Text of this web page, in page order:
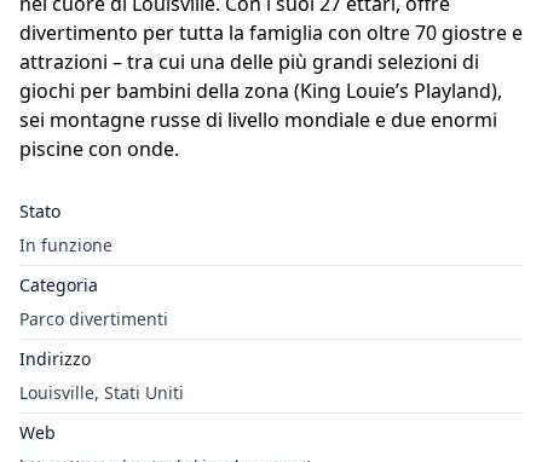
divertimento per tutta la famiglia con oltre 70 giostre e
attrazioni – tra cui una delle più grandi selezioni di
giochi per bambini della zona (King Louie’s Playland),
sei montagne russe di livello mondiale e due enormi
piscine con onde.
Stato
In funzione
Categoria
Parco divertimenti
Indirizzo
Louisville, Stati Uniti
Web